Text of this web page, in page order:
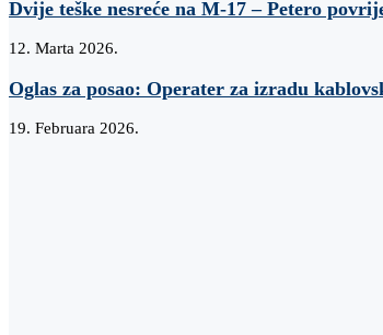
Dvije teške nesreće na M-17 – Petero
12. Marta 2026.
Oglas za posao: Operater za izradu
19. Februara 2026.